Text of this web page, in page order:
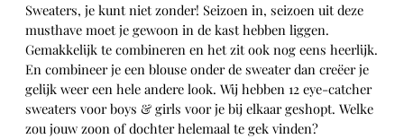
Sweaters, je kunt niet zonder! Seizoen in, seizoen uit deze
musthave moet je gewoon in de kast hebben liggen.
Gemakkelijk te combineren en het zit ook nog eens heerlijk.
En combineer je een blouse onder de sweater dan creëer je
gelijk weer een hele andere look. Wij hebben 12 eye-catcher
sweaters voor boys & girls voor je bij elkaar geshopt. Welke
zou jouw zoon of dochter helemaal te gek vinden?